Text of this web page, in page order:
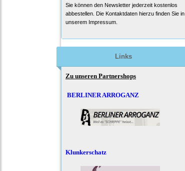
Sie können den Newsletter jederzeit kostenlos
abbestellen. Die Kontaktdaten hierzu finden Sie in
unserem Impressum.
Links
Zu unseren Partnershops
BERLINER ARROGANZ
Klunkerschatz